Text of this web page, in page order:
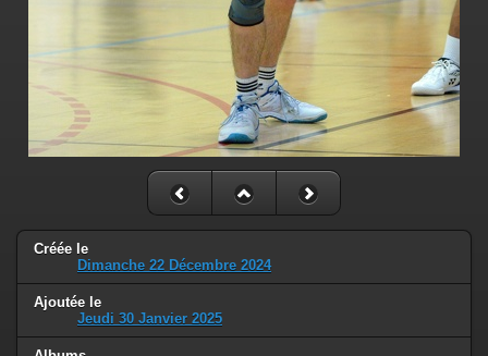
Créée le
Dimanche 22 Décembre 2024
Ajoutée le
Jeudi 30 Janvier 2025